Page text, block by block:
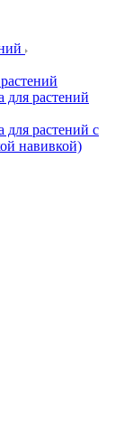
для растений
для растений с
навивкой)